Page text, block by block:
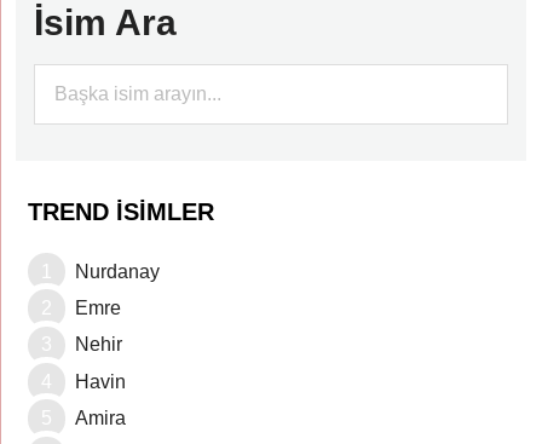
İsim Ara
TREND İSIMLER
Nurdanay
Emre
Nehir
Havin
Amira